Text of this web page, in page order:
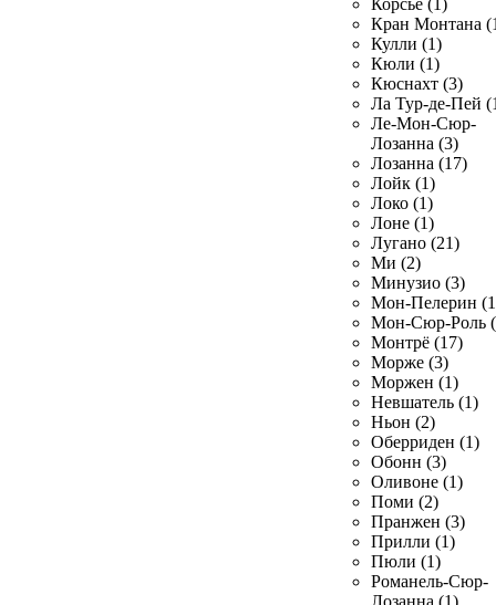
Корсье (1)
Кран Монтана
Кулли (1)
Кюли (1)
Кюснахт (3)
Ла Тур-де-Пей
Ле-Мон-Сюр-
Лозанна (3)
Лозанна (17)
Лойк (1)
Локо (1)
Лоне (1)
Лугано (21)
Ми (2)
Минузио (3)
Мон-Пелерин
Мон-Сюр-Роль
Монтрё (17)
Морже (3)
Моржен (1)
Невшатель (1)
Ньон (2)
Оберриден (1)
Обонн (3)
Оливоне (1)
Поми (2)
Пранжен (3)
Прилли (1)
Пюли (1)
Романель-Сюр-
Лозанна (1)